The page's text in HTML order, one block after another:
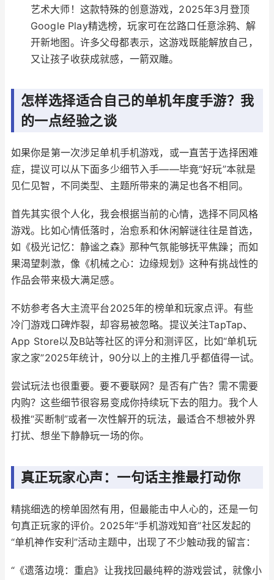
艺术大师！这款特殊的创意游戏，2025年3月登顶
Google Play精选榜，玩家可在岔路口任意涂鸦、解
开新地图。许多父母都表示，这游戏既能解放自己，
又让孩子收获成就感，一箭双雕。
怎样选择适合自己的单机年度手游？我
的一点经验之谈
如果你是第一次涉足单机手机游戏，或一直苦于选择困难
症，提议可以从下面多少细节入手——毕竟“好玩”本就是
见仁见智，不同类型、主题所带来的满足也各不相同。
首先其实很个人化，我会根据当前的心情，选择不同风格
游戏。比如心情低落时，治愈系和休闲解谜往往是首选，
如《极光记忆：静谧之森》那种气氛能够抚平焦躁；而如
果渴望刺激，像《机械之心：边缘规划》这种有挑战性的
作品会带来极大满足感。
不妨参考各大主流平台2025年的榜单和玩家点评。有些
冷门游戏口碑炸裂，却容易被忽略。提议关注TapTap、
App Store以及B站等社区的评分和测评区，比如“单机玩
家之家”2025年统计，90分以上的主推几乎都值得一试。
尝试玩法也很重要。要不要联网？是否有广告？需不需要
内购？这些细节很容易变成你持续玩下去的阻力。我个人
极推“买断制”或者一次性解开的玩法，最适合不想被外界
打扰、想坐下静静玩一场的你。
真正玩家心声：一句话主推最打动你
精挑细选的榜单固然有用，但最能击中人心的，还是一句
句真正玩家的评价。2025年“手机游戏知音”社区发起的
“单机神作安利”活动主题中，出现了不少触动我的留言：
“《遗落边境：重启》让我找回最纯粹的游戏尝试，就像小